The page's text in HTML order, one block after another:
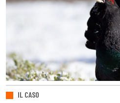
IL CASO